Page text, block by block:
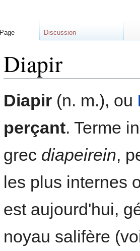
Diapir
Diapir (n. m.), ou
perçant. Terme
grec diapeirein,
les plus internes
est aujourd'hui,
noyau salifère
Page Discussion